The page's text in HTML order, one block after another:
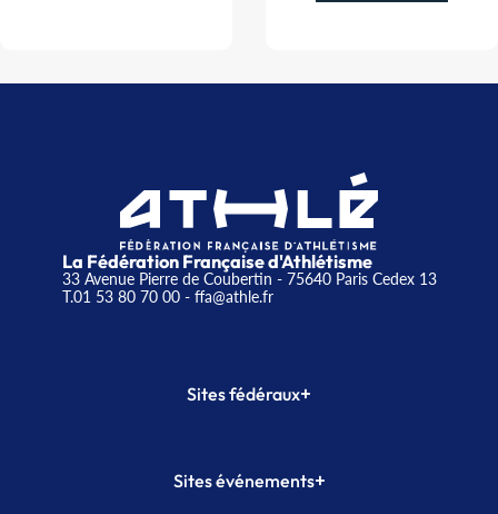
La Fédération Française d'Athlétisme
33 Avenue Pierre de Coubertin - 75640 Paris Cedex 13
T.01 53 80 70 00- ffa@athle.fr
Sites fédéraux+
Plateforme Formation
Sites événements+